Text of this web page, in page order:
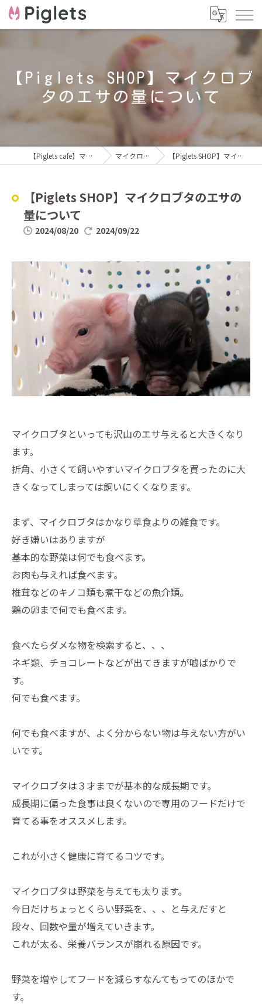
【Piglets SHOP】マイクロブ
タのエサの量について
【Piglets cafe】マイクロブタカフェ福岡店 マイクロブタのブログ 【Piglets SHOP】マイクロブタのエサの量について
【Piglets SHOP】マイクロブタのエサの
量について
2024/08/20 2024/09/22
マイクロブタといっても沢山のエサ与えると大きくなり
ます。
折角、小さくて飼いやすいマイクロブタを買ったのに大
きくなってしまっては飼いにくくなります。
まず、マイクロブタはかなり草食よりの雑食です。
好き嫌いはありますが
基本的な野菜は何でも食べます。
お肉も与えれば食べます。
椎茸などのキノコ類も煮干などの魚介類。
鶏の卵まで何でも食べます。
食べたらダメな物を検索すると、、、
ネギ類、チョコレートなどが出てきますが嘘ばかりで
す。
何でも食べます。
何でも食べますが、よく分からない物は与えない方がい
いです。
マイクロブタは３才までが基本的な成長期です。
成長期に偏った食事は良くないので専用のフードだけで
育てる事をオススメします。
これが小さく健康に育てるコツです。
マイクロブタは野菜を与えても太ります。
今日だけちょっとくらい野菜を、、、と与えだすと
段々、回数や量が増えていきます。
これが太る、栄養バランスが崩れる原因です。
野菜を増やしてフードを減らすなんてもってのほかで
す。